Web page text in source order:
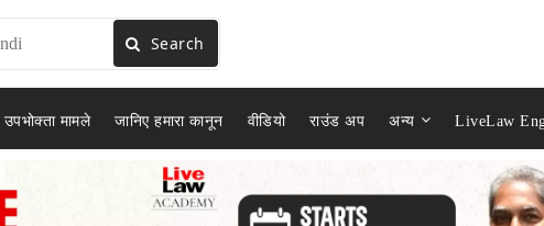
Search
उपभोक्ता मामले जानिए हमारा कानून वीडियो राउंड अप अन्य LiveLaw